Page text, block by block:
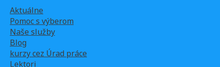
Aktuálne
Pomoc s výberom
Naše služby
Blog
kurzy cez Úrad práce
Lektori